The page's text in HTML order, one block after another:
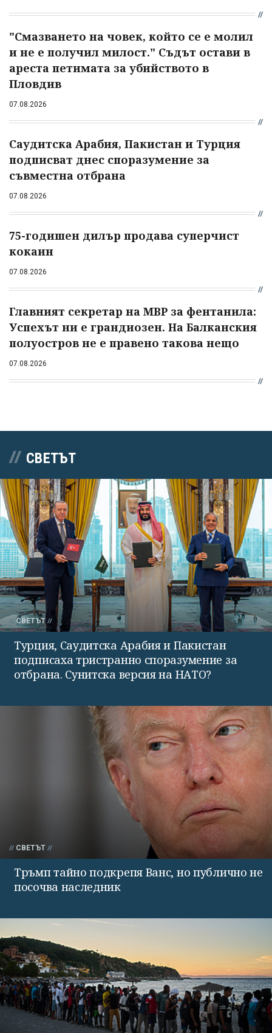
"Смазването на човек, който се е молил
и не е получил милост." Съдът остави в
ареста петимата за убийството в
Пловдив
07.08.2026
Саудитска Арабия, Пакистан и Турция
подписват днес споразумение за
съвместна отбрана
07.08.2026
75-годишен дилър продава суперчист
кокаин
07.08.2026
Главният секретар на МВР за фентанила:
Успехът ни е грандиозен. На Балканския
полуостров не е правено такова нещо
07.08.2026
СВЕТЪТ
СВЕТЪТ
Турция, Саудитска Арабия и Пакистан
подписаха тристранно споразумение за
отбрана. Сунитска версия на НАТО?
СВЕТЪТ
Тръмп тайно подкрепя Ванс, но публично не
посочва наследник